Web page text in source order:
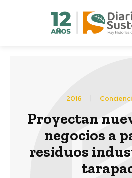
2016
Proyectan
negocios a
residuos